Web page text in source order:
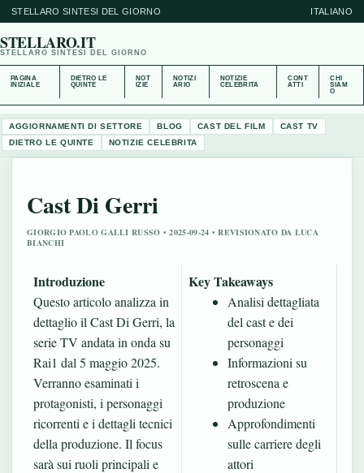
STELLARO SINTESI DEL GIORNO ITALIANO
STELLARO.IT
STELLARO SINTESI DEL GIORNO
PAGINA
INIZIALE
DIETRO LE
QUINTE
NOT
IZIE
NOTIZI
ARIO
NOTIZIE
CELEBRITA
CONT
ATTI
CHI
SIAM
O
AGGIORNAMENTI DI SETTORE BLOG CAST DEL FILM
CAST TV
DIETRO LE QUINTE
NOTIZIE CELEBRITA
Cast Di Gerri
GIORGIO PAOLO GALLI RUSSO • 2025-09-24 • REVISIONATO DA LUCA
BIANCHI
Introduzione
Questo articolo analizza in
dettaglio il Cast Di Gerri, la
serie TV andata in onda su
Rai1 dal 5 maggio 2025.
Verranno esaminati i
protagonisti, i personaggi
ricorrenti e i dettagli tecnici
della produzione. Il focus
sarà sui ruoli principali e
Key Takeaways
Analisi dettagliata
del cast e dei
personaggi
Informazioni su
retroscena e
produzione
Approfondimenti
sulle carriere degli
attori